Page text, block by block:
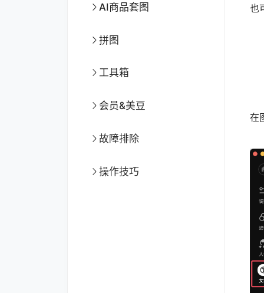
AI商品套图
拼图
工具箱
会员&美豆
故障排除
操作技巧
也
在